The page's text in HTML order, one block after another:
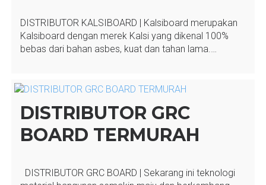
DISTRIBUTOR KALSIBOARD | Kalsiboard merupakan
Kalsiboard dengan merek Kalsi yang dikenal 100%
bebas dari bahan asbes, kuat dan tahan lama.…
DISTRIBUTOR GRC
BOARD TERMURAH
DISTRIBUTOR GRC BOARD | Sekarang ini teknologi